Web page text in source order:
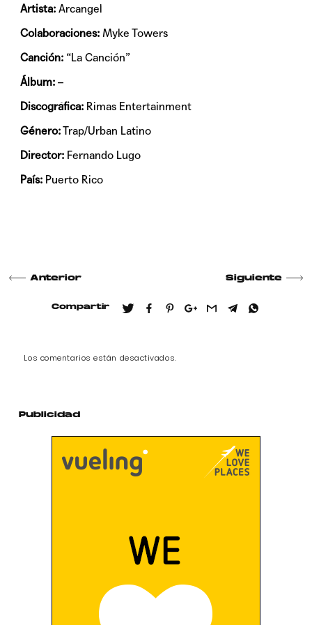
Artista: Arcangel
Colaboraciones: Myke Towers
Canción: “La Canción”
Álbum: –
Discográfica: Rimas Entertainment
Género:Trap/Urban Latino
Director: Fernando Lugo
País: Puerto Rico
Anterior Siguiente
Compartir
Los comentarios están desactivados.
Publicidad